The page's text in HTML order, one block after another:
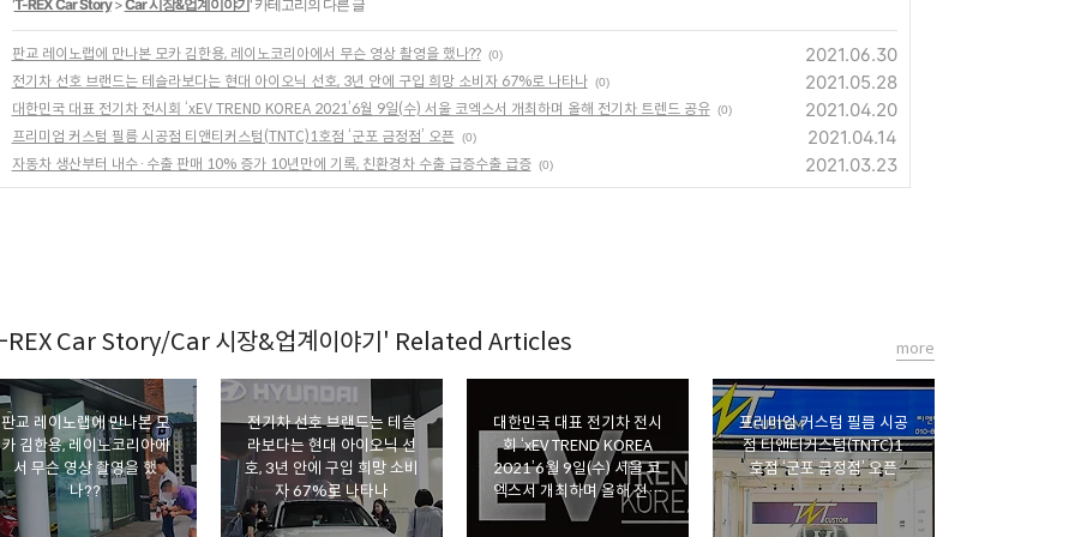
'T-REX Car Story>Car 시장&업계이야기 ' 카테고리의 다른 글
판교 레이노랩에 만나본 모카 김한용, 레이노코리아에서 무슨 영상 촬영을 했나?? (0) 2021.06.30
전기차 선호 브랜드는 테슬라보다는 현대 아이오닉 선호, 3년 안에 구입 희망 소비자 67%로 나타나 (0) 2021.05.28
대한민국 대표 전기차 전시회 ‘xEV TREND KOREA 2021’6월 9일(수) 서울 코엑스서 개최하며 올해 전기차 트렌드 공유 (0) 2021.04.20
프리미엄 커스텀 필름 시공점 티앤티커스텀(TNTC)1호점 ‘군포 금정점’ 오픈 (0) 2021.04.14
자동차 생산부터 내수·수출 판매 10% 증가 10년만에 기록, 친환경차 수출 급증수출 급증 (0) 2021.03.23
Car Story/Car 시장&업계이야기' Related Articles
판교 레이노랩에 만나본 모
카 김한용, 레이노코리아에
서 무슨 영상 촬영을 했
나??
전기차 선호 브랜드는 테슬
라보다는 현대 아이오닉 선
호, 3년 안에 구입 희망 소비
자 67%로 나타나
대한민국 대표 전기차 전시
회 ‘xEV TREND KOREA
2021’6월 9일(수) 서울 코
엑스서 개최하며 올해 전기
차 트렌드 공유
프리미엄 커스텀 필름 시공
점 티앤티커스텀(TNTC)1
호점 ‘군포 금정점’ 오픈
more